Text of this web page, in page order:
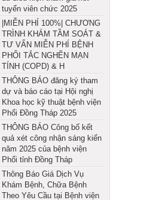
tuyển viên chức 2025
|MIỄN PHÍ 100%| CHƯƠNG
TRÌNH KHÁM TẦM SOÁT &
TƯ VẤN MIỄN PHÍ BỆNH
PHỔI TẮC NGHẼN MẠN
TÍNH (COPD) & H
THÔNG BÁO đăng ký tham
dự và báo cáo tại Hội nghị
Khoa học kỹ thuật bệnh viện
Phổi Đồng Tháp 2025
THÔNG BÁO Công bố kết
quả xét công nhận sáng kiến
năm 2025 của bệnh viện
Phổi tỉnh Đồng Tháp
Thông Báo Giá Dịch Vụ
Khám Bệnh, Chữa Bệnh
Theo Yêu Cầu tại Bệnh viện